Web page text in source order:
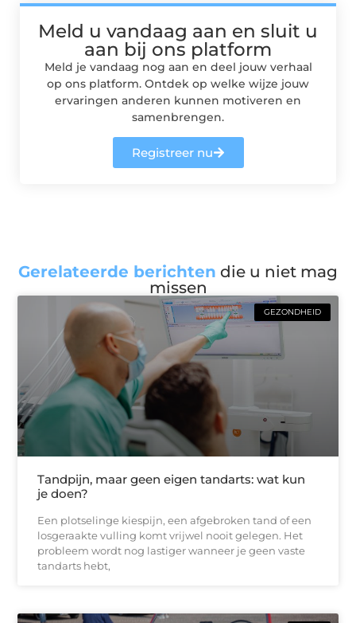
Meld u vandaag aan en sluit u
aan bij ons platform
Meld je vandaag nog aan en deel jouw verhaal
op ons platform. Ontdek op welke wijze jouw
ervaringen anderen kunnen motiveren en
samenbrengen.
Registreer nu
Gerelateerde berichten die u niet mag
missen
GEZONDHEID
Tandpijn, maar geen eigen tandarts: wat kun
je doen?
Een plotselinge kiespijn, een afgebroken tand of een
losgeraakte vulling komt vrijwel nooit gelegen. Het
probleem wordt nog lastiger wanneer je geen vaste
tandarts hebt,